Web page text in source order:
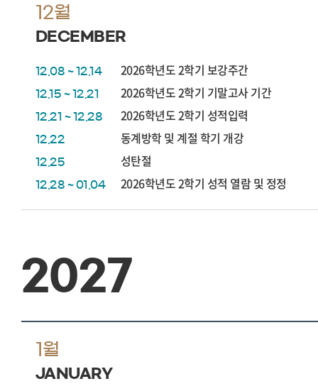
12월
DECEMBER
12.08 ~ 12.14 2026학년도 2학기 보강주간
12.15 ~ 12.21 2026학년도 2학기 기말고사 기간
12.21 ~ 12.28 2026학년도 2학기 성적입력
12.22 동계방학 및 계절 학기 개강
12.25 성탄절
12.28 ~ 01.04 2026학년도 2학기 성적 열람 및 정정
2027
1월
JANUARY